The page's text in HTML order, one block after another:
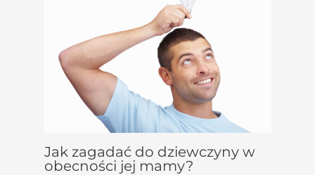
Jak zagadać do dziewczyny w
obecności jej mamy?